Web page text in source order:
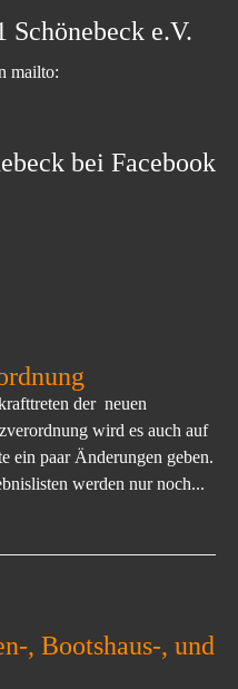
e.V.
mailto:
bei Facebook
der neuen
wird es auch auf
ein paar Änderungen geben.
werden nur noch...
, Bootshaus-, und